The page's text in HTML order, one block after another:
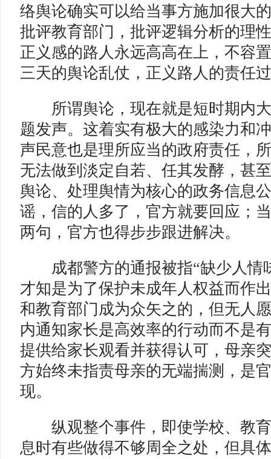
络舆论确实可以给当事方施加很大
批评教育部门，批评逻辑分析的理
正义感的路人永远高高在上，不容
三天的舆论乱仗，正义路人的责任
所谓舆论，现在就是短时期内大
题发声。这着实有极大的感染力和
声民意也是理所应当的政府责任，
无法做到淡定自若、任其发酵，甚
舆论、处理舆情为核心的政务信息
谣，信的人多了，官方就要回应；
两句，官方也得步步跟进解决。
成都警方的通报被指“缺少人情
才知是为了保护未成年人权益而作
和教育部门成为众矢之的，但无人
内通知家长是高效率的行动而不是
提供给家长观看并获得认可，母亲
方始终未指责母亲的无端揣测，是
现。
纵观整个事件，即使学校、教育
息时有些做得不够周全之处，但具